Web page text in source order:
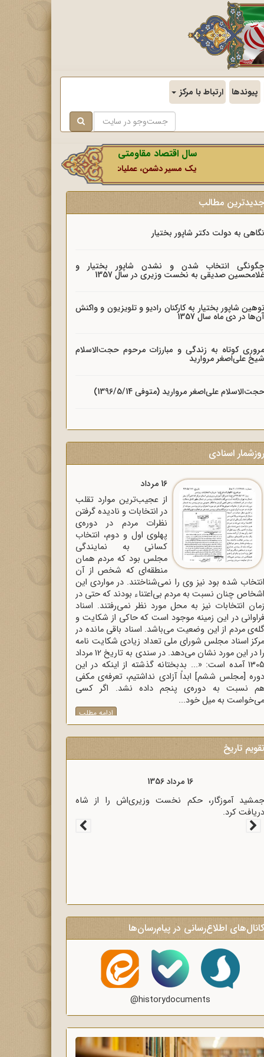
پیوندها ارتباط با مرکز
سال اقتصاد مقاومتی در سایه وحدت ملی و امنیت
یک مسیر دشمن، عملیات رسانه‌ای او است که در این ایام
جدیدترین مطالب
نگاهی به دولت دکتر شاپور بختیار
چگونگی انتخاب شدن و نشدن شاپور بختیار و
غلامحسین صدیقی به نخست وزیری در سال 1357
توهین شاپور بختیار به کارکنان رادیو و تلویزیون و واکنش
آن‌ها در دی ماه سال 1357
مروری کوتاه به زندگی و مبارزات مرحوم حجت‌الاسلام
شیخ علی‌اصغر مروارید
حجت‌الاسلام علی‌اصغر مروارید (متوفی 1396/5/14)
روزشمار اسنادی
16 مرداد
از عجیب‌ترین موارد تقلب
در انتخابات و نادیده گرفتن
نظرات مردم در دوره‌ی
پهلوی اول و دوم، انتخاب
کسانی به نمایندگی
مجلس بود که مردم همان
منطقه‌ای که شخص از آن
انتخاب شده بود نیز وی را نمی‌شناختند. در مواردی این
اشخاص چنان نسبت به مردم بی‌اعتناء بودند که حتی در
زمان انتخابات نیز به محل مورد نظر نمی‌رفتند. اسناد
فراوانی در این زمینه موجود است که حاکی از شکایت و
گله‌ی مردم از این وضعیت می‌باشد. اسناد باقی مانده در
مرکز اسناد مجلس شورای ملی تعداد زیادی شکایت نامه
را در این مورد نشان می‌دهد. در سندی به تاریخ 12 مرداد
1305 آمده است: «... بدبختانه گذشته از اینکه در این
دوره [مجلس ششم] ابداً آزادی نداشتیم، تعرفه‌ی مکفی
هم نسبت به دوره‌ی پنجم داده نشد. اگر کسی
می‌خواست به میل خود...
ادامه مطلب
تقویم تاریخ
16 مرداد 1356
جمشید آموزگار، حکم نخست وزیری‌اش را از شاه
دریافت کرد.
کانال‌های اطلاع‌رسانی در پیام‌رسان‌ها
@historydocuments